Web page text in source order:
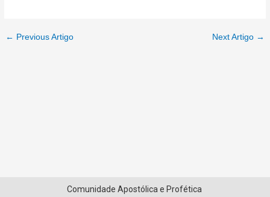
← Previous Artigo Next Artigo →
Comunidade Apostólica e Profética